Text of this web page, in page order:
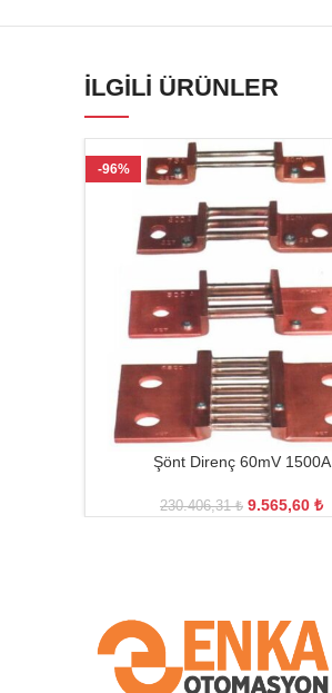
İLGILI ÜRÜNLER
-96%
Şönt Direnç 60mV 1500A
230.406,31₺ 9.565,60 ₺